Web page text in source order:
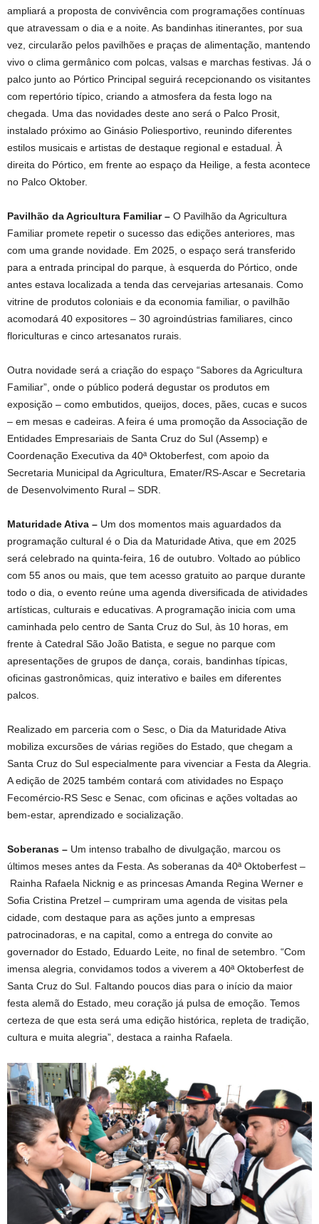
ampliará a proposta de convivência com programações contínuas
que atravessam o dia e a noite. As bandinhas itinerantes, por sua
vez, circularão pelos pavilhões e praças de alimentação, mantendo
vivo o clima germânico com polcas, valsas e marchas festivas. Já o
palco junto ao Pórtico Principal seguirá recepcionando os visitantes
com repertório típico, criando a atmosfera da festa logo na
chegada. Uma das novidades deste ano será o Palco Prosit,
instalado próximo ao Ginásio Poliesportivo, reunindo diferentes
estilos musicais e artistas de destaque regional e estadual. À
direita do Pórtico, em frente ao espaço da Heilige, a festa acontece
no Palco Oktober.
Pavilhão da Agricultura Familiar – O Pavilhão da Agricultura
Familiar promete repetir o sucesso das edições anteriores, mas
com uma grande novidade. Em 2025, o espaço será transferido
para a entrada principal do parque, à esquerda do Pórtico, onde
antes estava localizada a tenda das cervejarias artesanais. Como
vitrine de produtos coloniais e da economia familiar, o pavilhão
acomodará 40 expositores – 30 agroindústrias familiares, cinco
floriculturas e cinco artesanatos rurais.
Outra novidade será a criação do espaço “Sabores da Agricultura
Familiar”, onde o público poderá degustar os produtos em
exposição – como embutidos, queijos, doces, pães, cucas e sucos
– em mesas e cadeiras. A feira é uma promoção da Associação de
Entidades Empresariais de Santa Cruz do Sul (Assemp) e
Coordenação Executiva da 40ª Oktoberfest, com apoio da
Secretaria Municipal da Agricultura, Emater/RS-Ascar e Secretaria
de Desenvolvimento Rural – SDR.
Maturidade Ativa – Um dos momentos mais aguardados da
programação cultural é o Dia da Maturidade Ativa, que em 2025
será celebrado na quinta-feira, 16 de outubro. Voltado ao público
com 55 anos ou mais, que tem acesso gratuito ao parque durante
todo o dia, o evento reúne uma agenda diversificada de atividades
artísticas, culturais e educativas. A programação inicia com uma
caminhada pelo centro de Santa Cruz do Sul, às 10 horas, em
frente à Catedral São João Batista, e segue no parque com
apresentações de grupos de dança, corais, bandinhas típicas,
oficinas gastronômicas, quiz interativo e bailes em diferentes
palcos.
Realizado em parceria com o Sesc, o Dia da Maturidade Ativa
mobiliza excursões de várias regiões do Estado, que chegam a
Santa Cruz do Sul especialmente para vivenciar a Festa da Alegria.
A edição de 2025 também contará com atividades no Espaço
Fecomércio-RS Sesc e Senac, com oficinas e ações voltadas ao
bem-estar, aprendizado e socialização.
Soberanas – Um intenso trabalho de divulgação, marcou os
últimos meses antes da Festa. As soberanas da 40ª Oktoberfest –
Rainha Rafaela Nicknig e as princesas Amanda Regina Werner e
Sofia Cristina Pretzel – cumpriram uma agenda de visitas pela
cidade, com destaque para as ações junto a empresas
patrocinadoras, e na capital, como a entrega do convite ao
governador do Estado, Eduardo Leite, no final de setembro. “Com
imensa alegria, convidamos todos a viverem a 40ª Oktoberfest de
Santa Cruz do Sul. Faltando poucos dias para o início da maior
festa alemã do Estado, meu coração já pulsa de emoção. Temos
certeza de que esta será uma edição histórica, repleta de tradição,
cultura e muita alegria”, destaca a rainha Rafaela.